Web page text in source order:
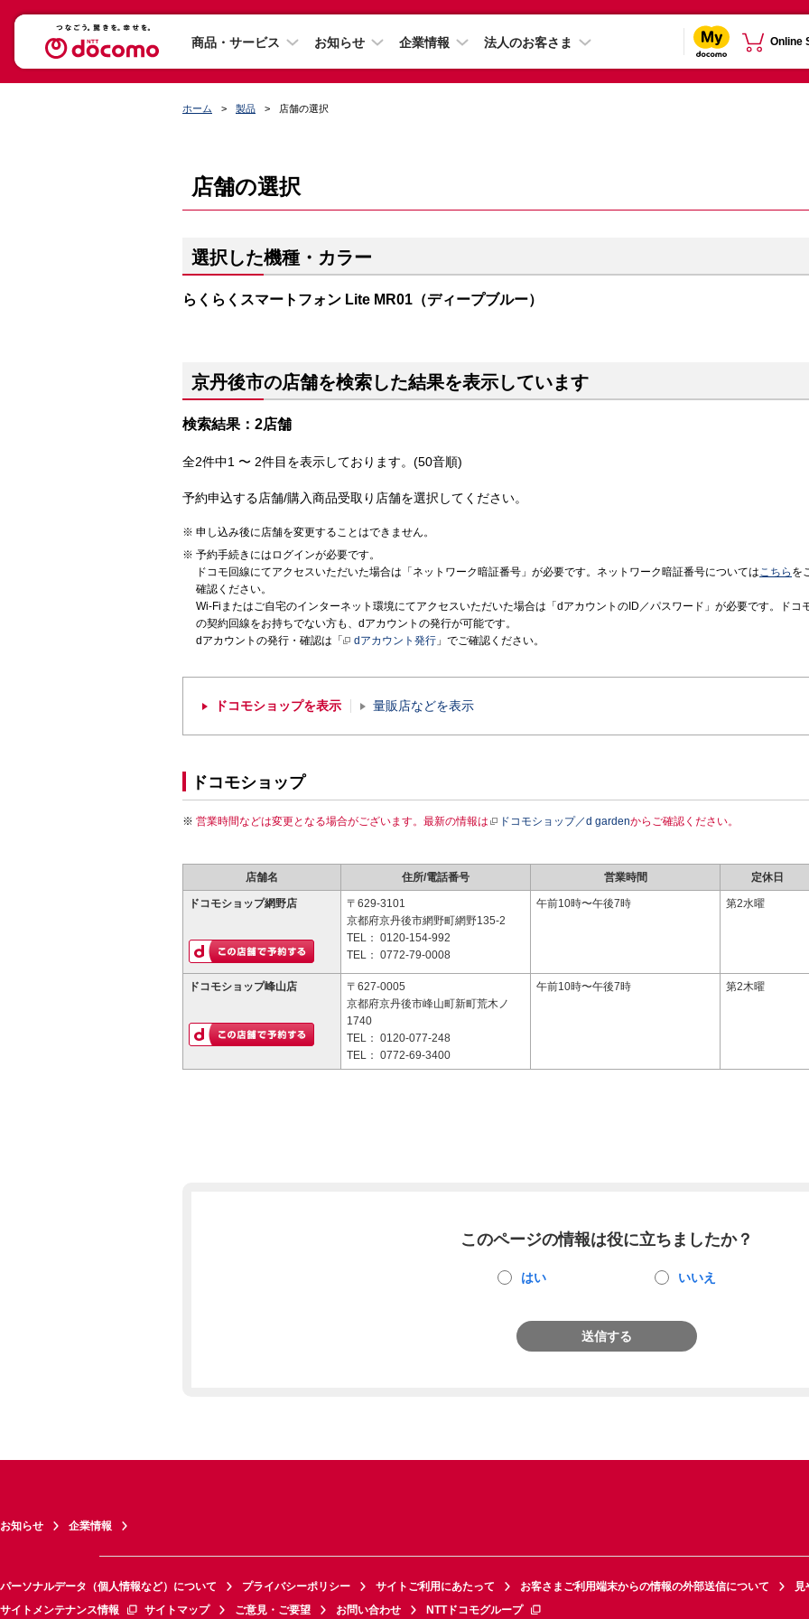
商品・サービス お知らせ 企業情報 法人のお客さま Online
ホーム 製品 店舗の選択
店舗の選択
選択した機種・カラー
らくらくスマートフォン Lite MR01（ディープブルー）
京丹後市の店舗を検索した結果を表示しています
検索結果：2店舗
全2件中1 〜 2件目を表示しております。(50音順)
予約申込する店舗/購入商品受取り店舗を選択してください。
申し込み後に店舗を変更することはできません。
予約手続きにはログインが必要です。
ドコモ回線にてアクセスいただいた場合は「ネットワーク暗証番号」が必要です。ネットワーク暗証番号についてはこちら を
確認ください。
Wi-Fiまたはご自宅のインターネット環境にてアクセスいただいた場合は「dアカウントのID／パスワード」が必要です。ドコ
の契約回線をお持ちでない方も、dアカウントの発行が可能です。
dアカウントの発行・確認は「
dアカウント発行 」でご確認ください。
ドコモショップを表示 量販店などを表示
ドコモショップ
営業時間などは変更となる場合がございます。最新の情報は ドコモショップ／d gardenからご確認ください。
店舗名 住所/電話番号 営業時間 定休日
ドコモショップ網野店
〒629-3101
京都府京丹後市網野町網野135-2
TEL： 0120-154-992
TEL： 0772-79-0008
午前10時〜午後7時 第2水曜
ドコモショップ峰山店
〒627-0005
京都府京丹後市峰山町新町荒木ノ
1740
TEL： 0120-077-248
TEL： 0772-69-3400
午前10時〜午後7時 第2木曜
このページの情報は役に立ちましたか？
はい いいえ
送信する
お知らせ 企業情報
パーソナルデータ（個人情報など）について プライバシーポリシー サイトご利用にあたって お客さまご利用端末からの情報の外部送信について
見
サイトメンテナンス情報
サイトマップ ご意見・ご要望 お問い合わせ NTTドコモグループ